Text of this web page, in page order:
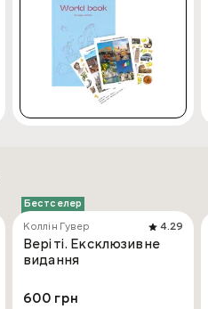
Бестселер
Коллін Гувер
4.29
Веріті. Ексклюзивне
видання
600 грн